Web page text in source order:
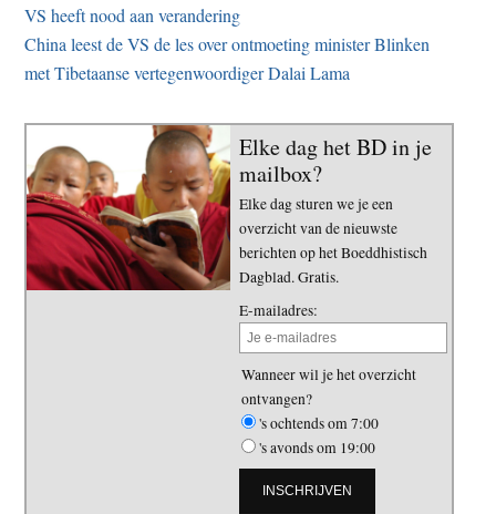
VS heeft nood aan verandering
China leest de VS de les over ontmoeting minister Blinken
met Tibetaanse vertegenwoordiger Dalai Lama
Elke dag het BD in je
mailbox?
Elke dag sturen we je een
overzicht van de nieuwste
berichten op het Boeddhistisch
Dagblad. Gratis.
E-mailadres:
Wanneer wil je het overzicht
ontvangen?
's ochtends om 7:00
's avonds om 19:00